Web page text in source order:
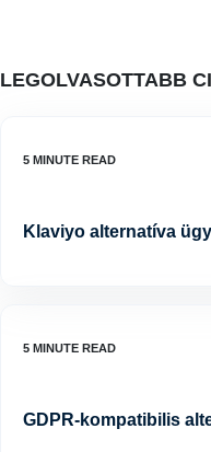
LEGOLVASOTTABB
Klaviyo alternatíva
GDPR-kompatibilis